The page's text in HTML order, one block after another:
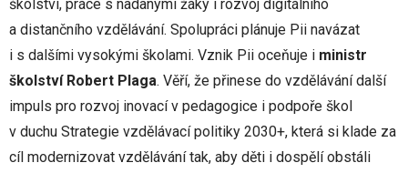
školství, práce s nadanými žáky i rozvoj digitálního
a distančního vzdělávání. Spolupráci plánuje Pii navázat
i s dalšími vysokými školami. Vznik Pii oceňuje i ministr
školství Robert Plaga. Věří, že přinese do vzdělávání další
impuls pro rozvoj inovací v pedagogice i podpoře škol
v duchu Strategie vzdělávací politiky 2030+, která si klade za
cíl modernizovat vzdělávání tak, aby děti i dospělí obstáli